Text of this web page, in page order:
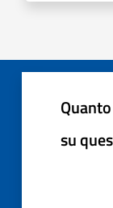
su